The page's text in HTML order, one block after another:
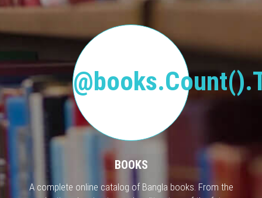
BOOKS
A complete online catalog of Bangla books. From the